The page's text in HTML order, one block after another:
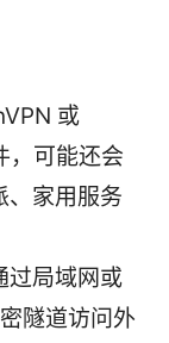
或
，可能还会
、家用服务
过局域网或
隧道访问外